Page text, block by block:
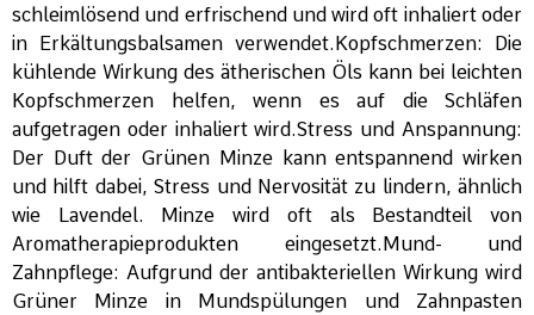
schleimlösend und erfrischend und wird oft inhaliert oder
in Erkältungsbalsamen verwendet.Kopfschmerzen: Die
kühlende Wirkung des ätherischen Öls kann bei leichten
Kopfschmerzen helfen, wenn es auf die Schläfen
aufgetragen oder inhaliert wird.Stress und Anspannung:
Der Duft der Grünen Minze kann entspannend wirken
und hilft dabei, Stress und Nervosität zu lindern, ähnlich
wie Lavendel. Minze wird oft als Bestandteil von
Aromatherapieprodukten eingesetzt.Mund- und
Zahnpflege: Aufgrund der antibakteriellen Wirkung wird
Grüner Minze in Mundspülungen und Zahnpasten